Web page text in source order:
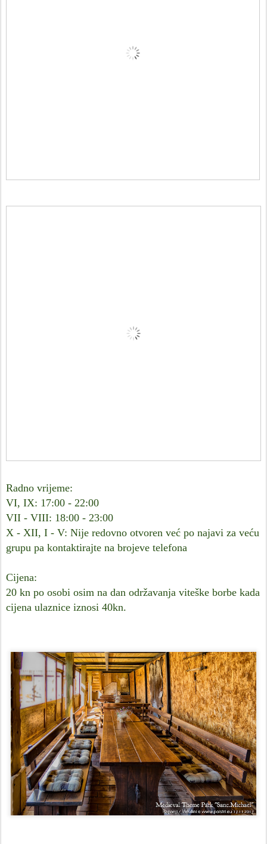
Radno vrijeme:
VI, IX: 17:00 - 22:00
VII - VIII: 18:00 - 23:00
X - XII, I - V: Nije redovno otvoren već po najavi za veću
grupu pa kontaktirajte na brojeve telefona
Cijena:
20 kn po osobi osim na dan održavanja viteške borbe kada
cijena ulaznice iznosi 40kn.